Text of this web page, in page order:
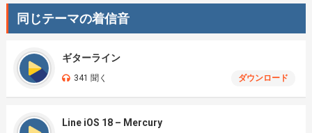
同じテーマの着信音
ギターライン
341 聞く ダウンロード
Line iOS 18 – Mercury